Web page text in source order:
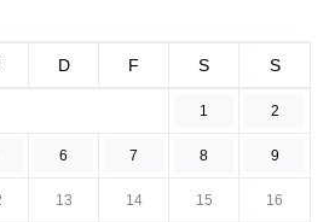
D F S S
1 2
6 7 8 9
13 14 15 16